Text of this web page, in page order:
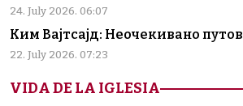
24. July 2026. 06:07
Ким Вајтсајд: Неочекивано
22. July 2026. 07:23
VIDA DE LA IGLESIA